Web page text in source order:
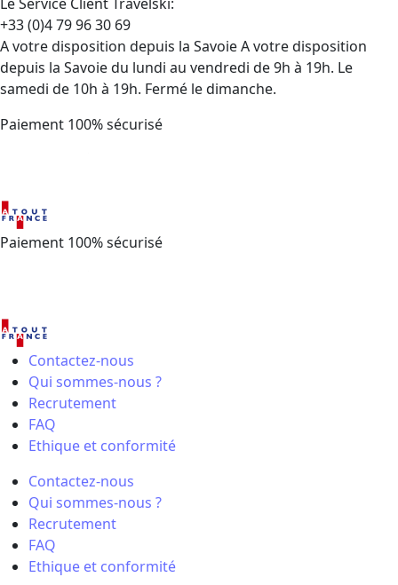
+33 (0)4 79 96 30 69
A votre disposition depuis la Savoie A votre disposition
depuis la Savoie du lundi au vendredi de 9h à 19h. Le
samedi de 10h à 19h. Fermé le dimanche.
Paiement 100% sécurisé
Paiement 100% sécurisé
Contactez-nous
Qui sommes-nous ?
Recrutement
FAQ
Ethique et conformité
Contactez-nous
Qui sommes-nous ?
Recrutement
FAQ
Ethique et conformité